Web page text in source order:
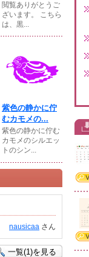
閲覧ありがとうご
ざいます。 こちら
は、黒...
紫色の静かに佇
むカモメの...
紫色の静かに佇む
カモメのシルエッ
トのシン...
nausicaa さん
一覧(1)を見る